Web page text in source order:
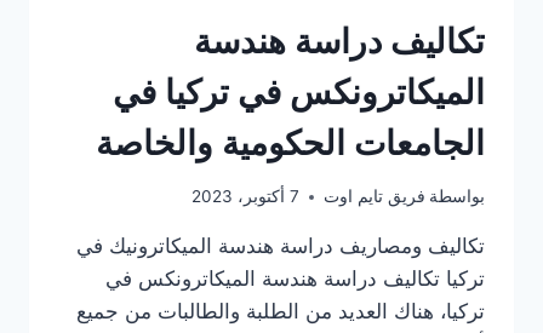
تكاليف دراسة هندسة
الميكاترونكس في تركيا في
الجامعات الحكومية والخاصة
بواسطة فريق تايم اوت 7 أكتوبر، 2023
تكاليف ومصاريف دراسة هندسة الميكاترونيك في
تركيا تكاليف دراسة هندسة الميكاترونكس في
تركيا، هناك العديد من الطلبة والطالبات من جميع